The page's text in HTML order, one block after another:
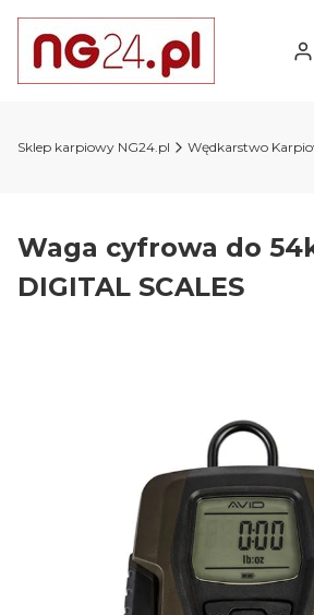
Sklep karpiowy NG24.pl Wędkarstwo
Waga cyfrowa do
DIGITAL SCALES